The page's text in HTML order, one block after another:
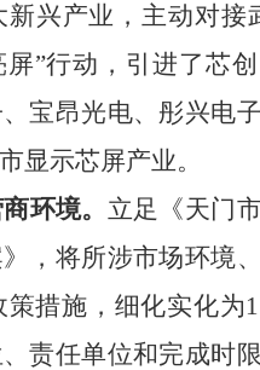
兴产业，主动对接
屏”行动，引进了芯
宝昂光电、彤兴电
显示芯屏产业。
环境。 立足《天门
，将所涉市场环境
措施， 细化实化为
责任单位和完成时